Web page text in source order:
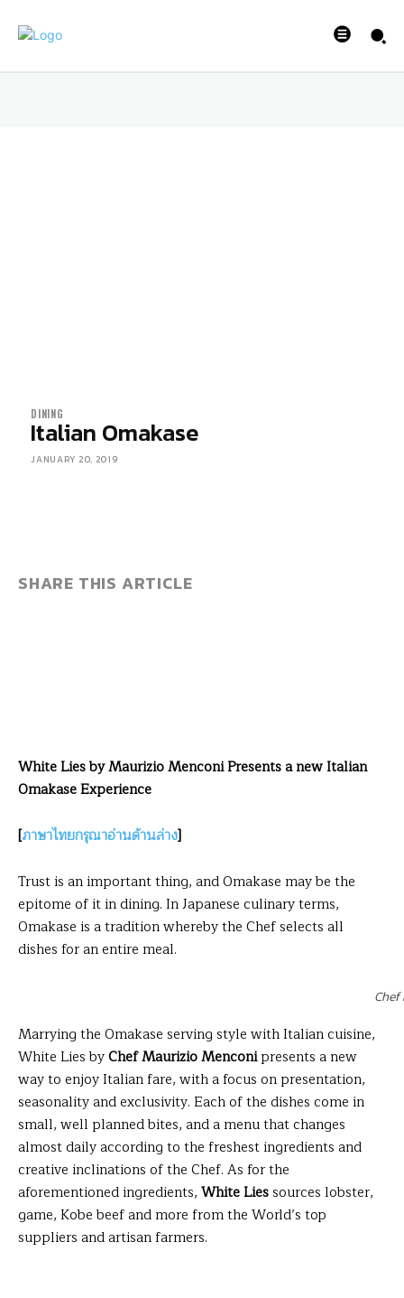
DINING
Italian Omakase
JANUARY 20, 2019
SHARE THIS ARTICLE
White Lies by Maurizio Menconi Presents a new Italian
Omakase Experience
[ภาษาไทยกรุณาอ่านด้านล่าง]
Trust is an important thing, and Omakase may be the
epitome of it in dining. In Japanese culinary terms,
Omakase is a tradition whereby the Chef selects all
dishes for an entire meal.
Marrying the Omakase serving style with Italian cuisine,
White Lies byChef Maurizio Menconipresents a new
way to enjoy Italian fare, with a focus on presentation,
seasonality and exclusivity. Each of the dishes come in
small, well planned bites, and a menu that changes
almost daily according to the freshest ingredients and
creative inclinations of the Chef. As for the
aforementioned ingredients, White Liessources lobster,
game, Kobe beef and more from the World’s top
suppliers and artisan farmers.